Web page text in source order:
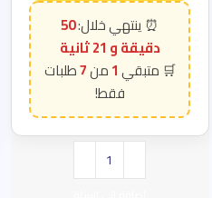
50
دقيقة و 20 ثانية
1
7